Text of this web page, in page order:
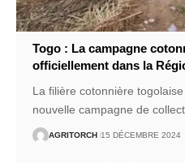
Togo : La campagne
officiellement dans la
La filière cotonnière
nouvelle campagne de
AGRITORCH 15 DÉCEMBRE 2024